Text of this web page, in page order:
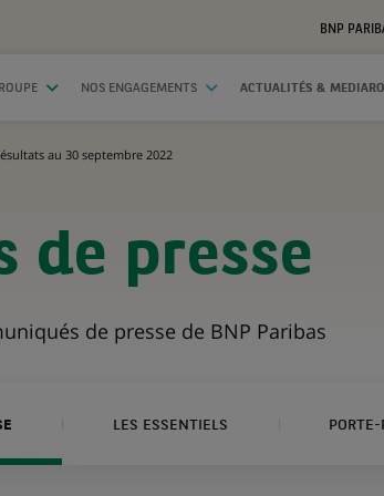
BNP
NOS ENGAGEMENTS ACTUALITÉS &
au 30 septembre 2022
de presse
de presse de BNP Paribas
LES ESSENTIELS PORTE-